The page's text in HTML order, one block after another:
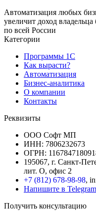
Автоматизация любых
увеличит доход владельца
по всей России
Категории
Программы 1С
Как вырасти?
Автоматизация
Бизнес-аналитика
О компании
Контакты
Реквизиты
ООО Софт МП
ИНН: 7806232673
ОГРН:
195067, г. Санкт-
лит. О, офис 2
+7 (812) 678-98-98,
Напишите в Telegram
Получить консультацию